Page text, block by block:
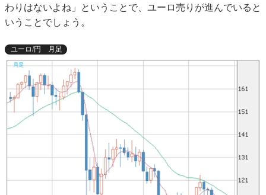
わりはないよね」ということで、ユーロ売りが進んでいると
いうことでしょう。
ユーロ/円 月足